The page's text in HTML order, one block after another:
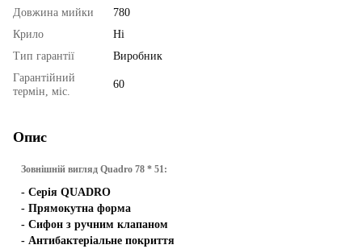
Довжина мийки
780
Крило
Ні
Тип гарантії
Виробник
Гарантійний
термін, міс.
60
Опис
Зовнішній вигляд Quadro 78 * 51:
- Серія QUADRO
- Прямокутна форма
- Сифон з ручним клапаном
- Антибактеріальне покриття